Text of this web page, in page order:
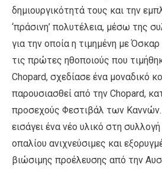
δημιουργικότητά τους και την
‘πράσινη’ πολυτέλεια, μέσω της
για την οποία η τιμημένη με
τις πρώτες ηθοποιούς που
Chopard, σχεδίασε ένα μοναδικό
παρουσιασθεί από την Chopard,
προσεχούς Φεστιβάλ των Καννών.
εισάγει ένα νέο υλικό στη
οπαλίου ανιχνεύσιμες και
βιώσιμης προέλευσης από την